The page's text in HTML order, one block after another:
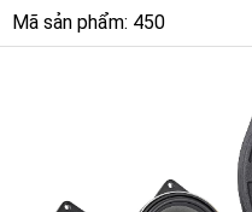
Mã sản phẩm: 450